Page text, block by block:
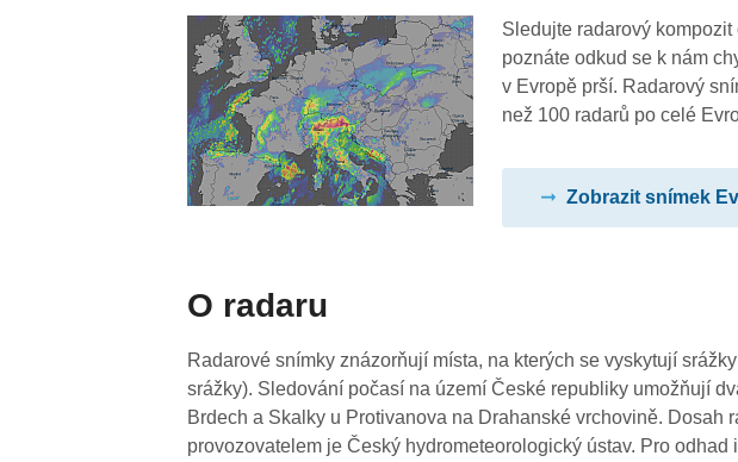
Sledujte radarový
poznáte odkud se k nám
v Evropě prší. Radarový
než 100 radarů po celé
Zobrazit snímek
O radaru
Radarové snímky znázorňují místa, na kterých se vyskytují
srážky). Sledování počasí na území České republiky umožňují
Brdech a Skalky u Protivanova na Drahanské vrchovině. Dosah
provozovatelem je Český hydrometeorologický ústav. Pro